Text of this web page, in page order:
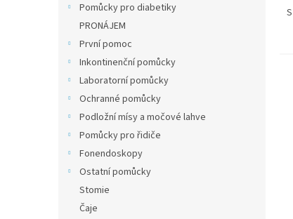
Pomůcky pro diabetiky
PRONÁJEM
První pomoc
Inkontinenční pomůcky
Laboratorní pomůcky
Ochranné pomůcky
Podložní mísy a močové lahve
Pomůcky pro řidiče
Fonendoskopy
Ostatní pomůcky
Stomie
Čaje
S